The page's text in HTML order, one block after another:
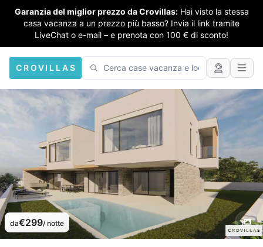
Garanzia del miglior prezzo da Crovillas: Hai visto la stessa
casa vacanza a un prezzo più basso? Invia il link tramite
LiveChat o e-mail – e prenota con 100 € di sconto!
CROVILLAS
da€299/ notte